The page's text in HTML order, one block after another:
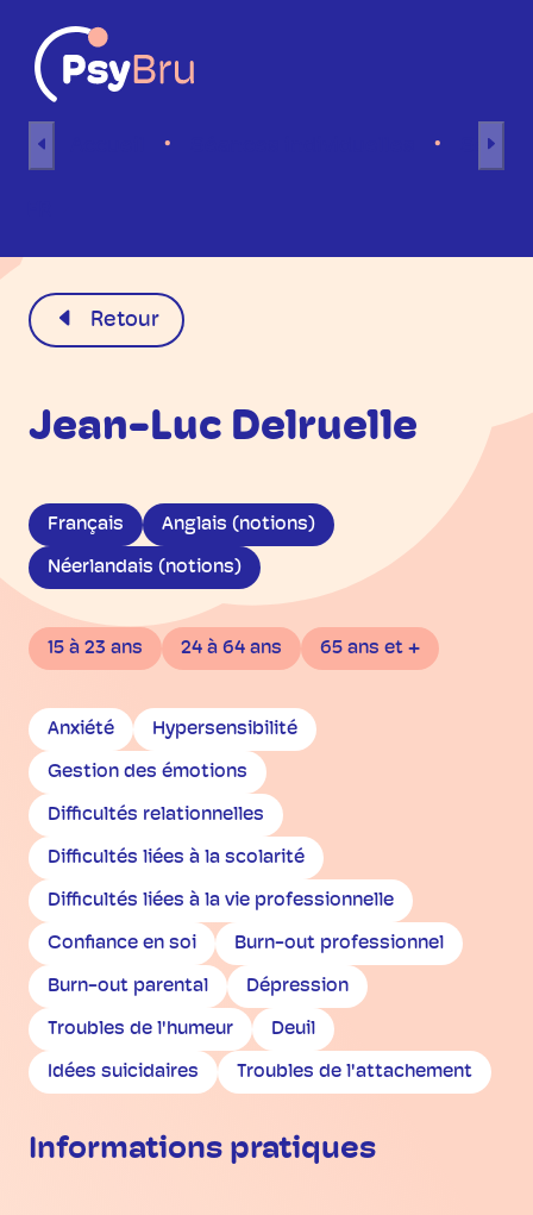
Retour
Jean-Luc Delruelle
Français Anglais (notions)
Néerlandais (notions)
15 à 23 ans 24 à 64 ans 65 ans et +
Anxiété Hypersensibilité
Gestion des émotions
Difficultés relationnelles
Difficultés liées à la scolarité
Difficultés liées à la vie professionnelle
Confiance en soi Burn-out professionnel
Burn-out parental Dépression
Troubles de l'humeur Deuil
Idées suicidaires Troubles de l'attachement
Informations pratiques